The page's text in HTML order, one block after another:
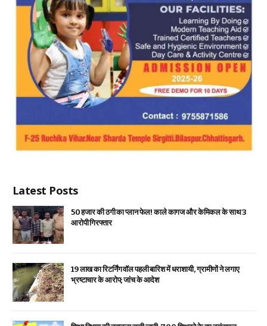
Latest Posts
₹50 हजार की ठगी का प्लान फेल! काले कागज और केमिकल के साथ 3
आरोपी गिरफ्तार
19 लाख का रिटर्निंग वॉल पहली बारिश में धराशायी, ग्रामीणों ने लगाए
भ्रष्टाचार के आरोप; जांच के आदेश